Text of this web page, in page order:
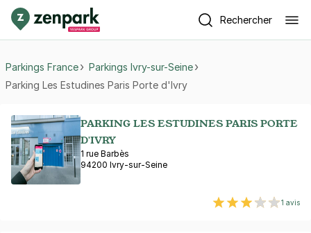
Rechercher
Parkings France
Parkings Ivry-sur-Seine
Parking Les Estudines Paris Porte d'Ivry
PARKING LES ESTUDINES PARIS PORTE
D'IVRY
1 rue Barbès
94200 Ivry-sur-Seine
1 avis